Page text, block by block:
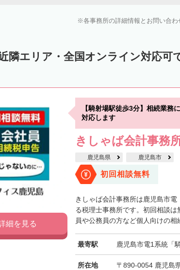
各事務所の詳細情報とお問い合
隣エリア・全国オンライン対応可
【騎射場駅徒歩3分】相続業務
対応します
きしゃば会計事務
鹿児島県 鹿児島市
初回相談無料
きしゃば会計事務所は鹿児島市
る税理士事務所です。初回相談
員や公務員の方など個人向けの相
最寄駅 鹿児島市電1系統「
所在地 〒890-0054 鹿児島
細を見る